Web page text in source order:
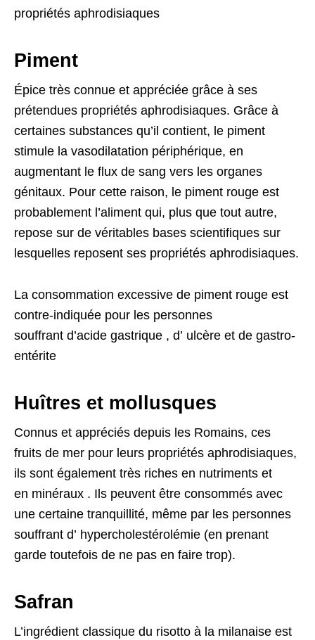
propriétés aphrodisiaques
Piment
Épice très connue et appréciée grâce à ses
prétendues propriétés aphrodisiaques. Grâce à
certaines substances qu’il contient, le piment
stimule la vasodilatation périphérique, en
augmentant le flux de sang vers les organes
génitaux. Pour cette raison, le piment rouge est
probablement l’aliment qui, plus que tout autre,
repose sur de véritables bases scientifiques sur
lesquelles reposent ses propriétés aphrodisiaques.
La consommation excessive de piment rouge est
contre-indiquée pour les personnes
souffrant d’acide gastrique , d’ ulcère et de gastro-
entérite
Huîtres et mollusques
Connus et appréciés depuis les Romains, ces
fruits de mer pour leurs propriétés aphrodisiaques,
ils sont également très riches en nutriments et
en minéraux . Ils peuvent être consommés avec
une certaine tranquillité, même par les personnes
souffrant d’ hypercholestérolémie (en prenant
garde toutefois de ne pas en faire trop).
Safran
L’ingrédient classique du risotto à la milanaise est